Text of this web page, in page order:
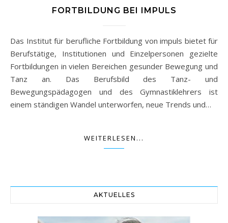
FORTBILDUNG BEI IMPULS
Das Institut für berufliche Fortbildung von impuls bietet für
Berufstätige, Institutionen und Einzelpersonen gezielte
Fortbildungen in vielen Bereichen gesunder Bewegung und
Tanz an. Das Berufsbild des Tanz- und
Bewegungspädagogen und des Gymnastiklehrers ist
einem ständigen Wandel unterworfen, neue Trends und…
WEITERLESEN...
AKTUELLES